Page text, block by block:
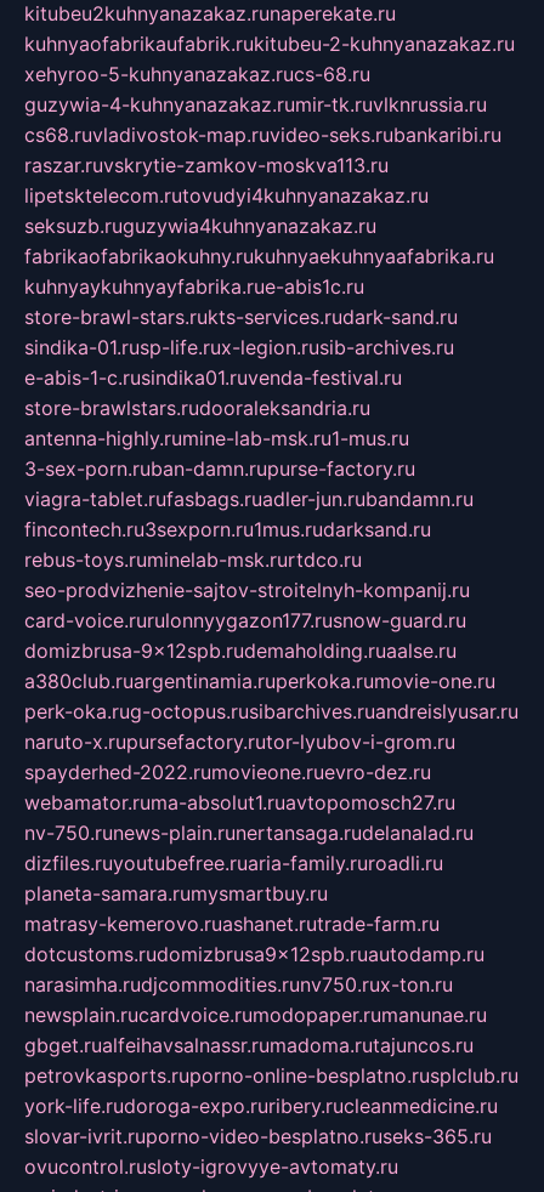
kitubeu2kuhnyanazakaz.runaperekate.ru
kuhnyaofabrikaufabrik.rukitubeu-2-kuhnyanazakaz.ru
xehyroo-5-kuhnyanazakaz.rucs-68.ru
guzywia-4-kuhnyanazakaz.rumir-tk.ruvlknrussia.ru
cs68.ruvladivostok-map.ruvideo-seks.rubankaribi.ru
raszar.ruvskrytie-zamkov-moskva113.ru
lipetsktelecom.rutovudyi4kuhnyanazakaz.ru
seksuzb.ruguzywia4kuhnyanazakaz.ru
fabrikaofabrikaokuhny.rukuhnyaekuhnyaafabrika.ru
kuhnyaykuhnyayfabrika.rue-abis1c.ru
store-brawl-stars.rukts-services.rudark-sand.ru
sindika-01.rusp-life.rux-legion.rusib-archives.ru
e-abis-1-c.rusindika01.ruvenda-festival.ru
store-brawlstars.rudooraleksandria.ru
antenna-highly.rumine-lab-msk.ru1-mus.ru
3-sex-porn.ruban-damn.rupurse-factory.ru
viagra-tablet.rufasbags.ruadler-jun.rubandamn.ru
fincontech.ru3sexporn.ru1mus.rudarksand.ru
rebus-toys.ruminelab-msk.rurtdco.ru
seo-prodvizhenie-sajtov-stroitelnyh-kompanij.ru
card-voice.rurulonnyygazon177.rusnow-guard.ru
domizbrusa-9x12spb.rudemaholding.ruaalse.ru
a380club.ruargentinamia.ruperkoka.rumovie-one.ru
perk-oka.rug-octopus.rusibarchives.ruandreislyusar.ru
naruto-x.rupursefactory.rutor-lyubov-i-grom.ru
spayderhed-2022.rumovieone.ruevro-dez.ru
webamator.ruma-absolut1.ruavtopomosch27.ru
nv-750.runews-plain.runertansaga.rudelanalad.ru
dizfiles.ruyoutubefree.ruaria-family.ruroadli.ru
planeta-samara.rumysmartbuy.ru
matrasy-kemerovo.ruashanet.rutrade-farm.ru
dotcustoms.rudomizbrusa9x12spb.ruautodamp.ru
narasimha.rudjcommodities.runv750.rux-ton.ru
newsplain.rucardvoice.rumodopaper.rumanunae.ru
gbget.rualfeihavsalnassr.rumadoma.rutajuncos.ru
petrovkasports.ruporno-online-besplatno.rusplclub.ru
york-life.rudoroga-expo.ruribery.rucleanmedicine.ru
slovar-ivrit.ruporno-video-besplatno.ruseks-365.ru
ovucontrol.rusloty-igrovyye-avtomaty.ru